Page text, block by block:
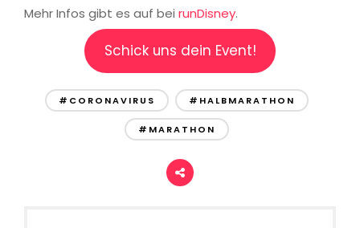
Mehr Infos gibt es auf bei runDisney.
Schick uns dein Event!
#CORONAVIRUS #HALBMARATHON
#MARATHON